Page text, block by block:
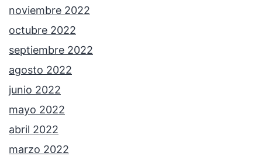
noviembre 2022
octubre 2022
septiembre 2022
agosto 2022
junio 2022
mayo 2022
abril 2022
marzo 2022